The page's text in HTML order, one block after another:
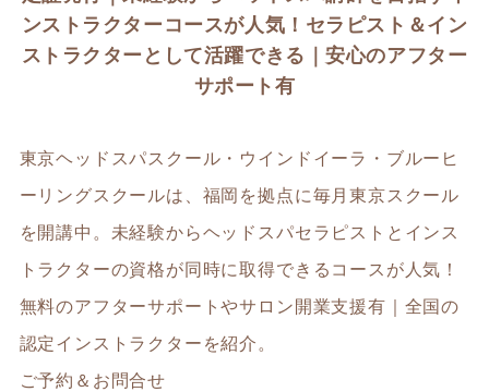
ンストラクターコースが人気！セラピスト＆イン
ストラクターとして活躍できる｜安心のアフター
サポート有
東京ヘッドスパスクール・ウインドイーラ・ブルーヒ
ーリングスクールは、福岡を拠点に毎月東京スクール
を開講中。未経験からヘッドスパセラピストとインス
トラクターの資格が同時に取得できるコースが人気！
無料のアフターサポートやサロン開業支援有｜全国の
認定インストラクターを紹介。
ご予約＆お問合せ